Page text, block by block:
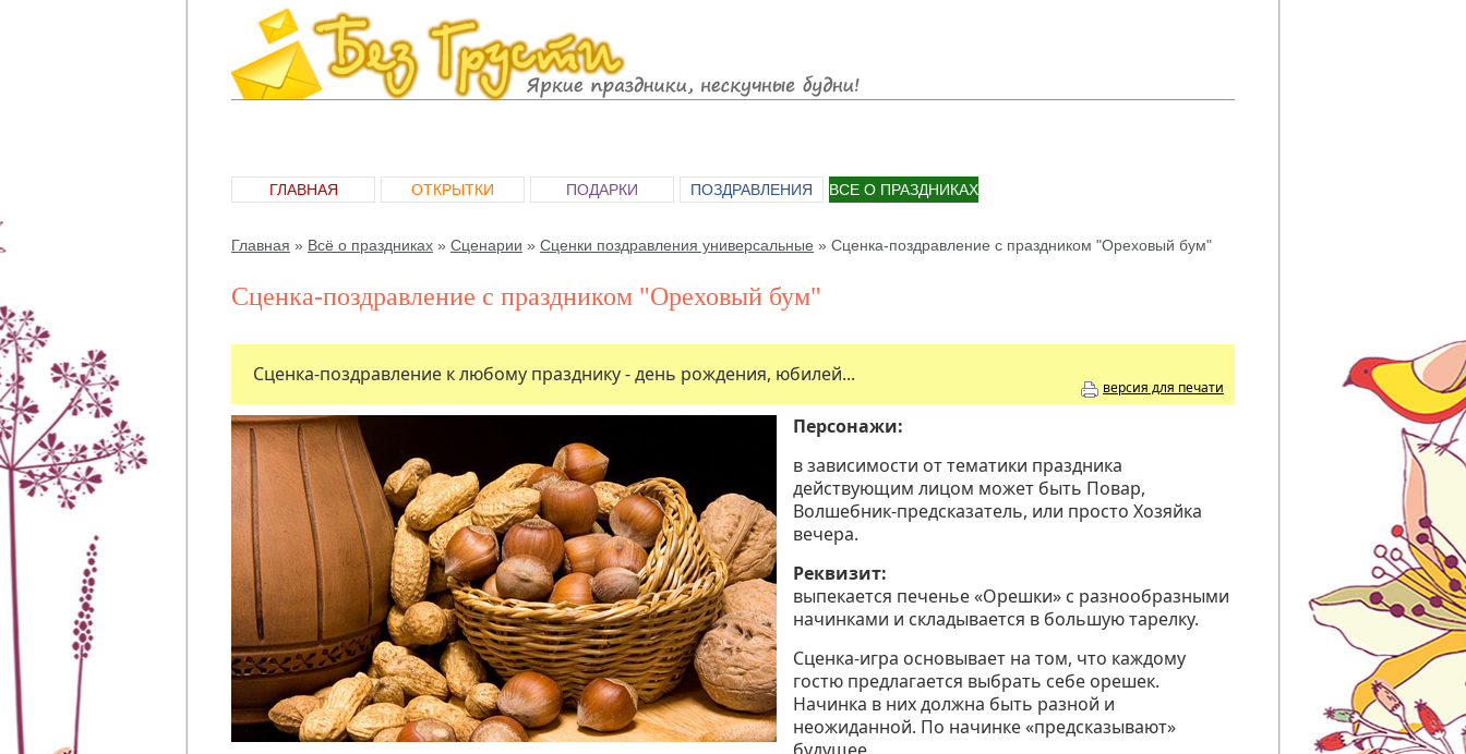
ГЛАВНАЯ ОТКРЫТКИ ПОДАРКИ ПОЗДРАВЛЕНИЯ ВСЕ О ПРАЗДНИКАХ
Главная » Всё о праздниках » Сценарии » Сценки поздравления универсальные » Сценка-поздравление с праздником "Ореховый бум"
Сценка-поздравление с праздником "Ореховый бум"
Сценка-поздравление к любому празднику - день рождения, юбилей...
версия для печати
Персонажи:
в зависимости от тематики праздника
действующим лицом может быть Повар,
Волшебник-предсказатель, или просто Хозяйка
вечера.
Реквизит:
выпекается печенье «Орешки» с разнообразными
начинками и складывается в большую тарелку.
Сценка-игра основывает на том, что каждому
гостю предлагается выбрать себе орешек.
Начинка в них должна быть разной и
неожиданной. По начинке «предсказывают»